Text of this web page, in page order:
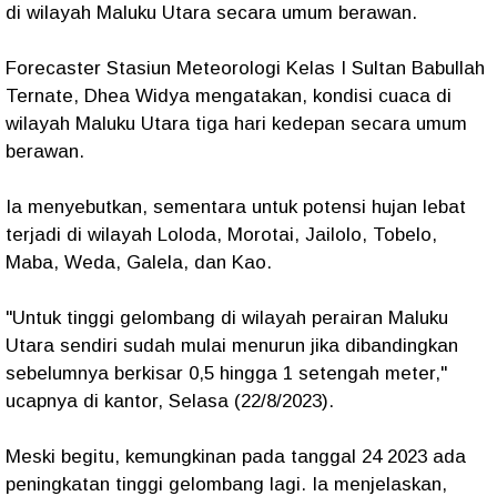
di wilayah Maluku Utara secara umum berawan.
Forecaster Stasiun Meteorologi Kelas I Sultan Babullah
Ternate, Dhea Widya mengatakan, kondisi cuaca di
wilayah Maluku Utara tiga hari kedepan secara umum
berawan.
Ia menyebutkan, sementara untuk potensi hujan lebat
terjadi di wilayah Loloda, Morotai, Jailolo, Tobelo,
Maba, Weda, Galela, dan Kao.
"Untuk tinggi gelombang di wilayah perairan Maluku
Utara sendiri sudah mulai menurun jika dibandingkan
sebelumnya berkisar 0,5 hingga 1 setengah meter,"
ucapnya di kantor, Selasa (22/8/2023).
Meski begitu, kemungkinan pada tanggal 24 2023 ada
peningkatan tinggi gelombang lagi. Ia menjelaskan,